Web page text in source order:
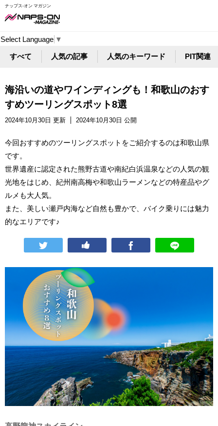
ナップス-オン マガジン
Select Language ▼
すべて 人気の記事 人気のキーワード PIT関連
海沿いの道やワインディングも！和歌山のおす
すめツーリングスポット8選
2024年10月30日 更新 2024年10月30日 公開
今回おすすめのツーリングスポットをご紹介するのは和歌山県
です。
世界遺産に認定された熊野古道や南紀白浜温泉などの人気の観
光地をはじめ、紀州南高梅や和歌山ラーメンなどの特産品やグ
ルメも大人気。
また、美しい瀬戸内海など自然も豊かで、バイク乗りには魅力
的なエリアです♪